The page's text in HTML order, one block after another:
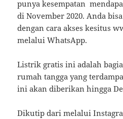
punya kesempatan
di November 2020. Anda
dengan cara akses kesitus
melalui WhatsApp.
Listrik gratis ini adalah
rumah tangga yang
ini akan diberikan hingga
Dikutip dari melalui